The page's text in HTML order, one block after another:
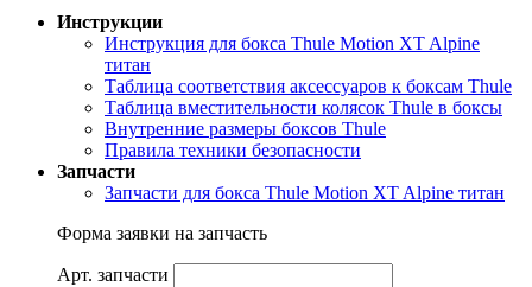
Инструкции
Инструкция для бокса Thule Motion XT Alpine
титан
Таблица соответствия аксессуаров к боксам Thule
Таблица вместительности колясок Thule в боксы
Внутренние размеры боксов Thule
Правила техники безопасности
Запчасти
Запчасти для бокса Thule Motion XT Alpine титан
Форма заявки на запчасть
Арт. запчасти